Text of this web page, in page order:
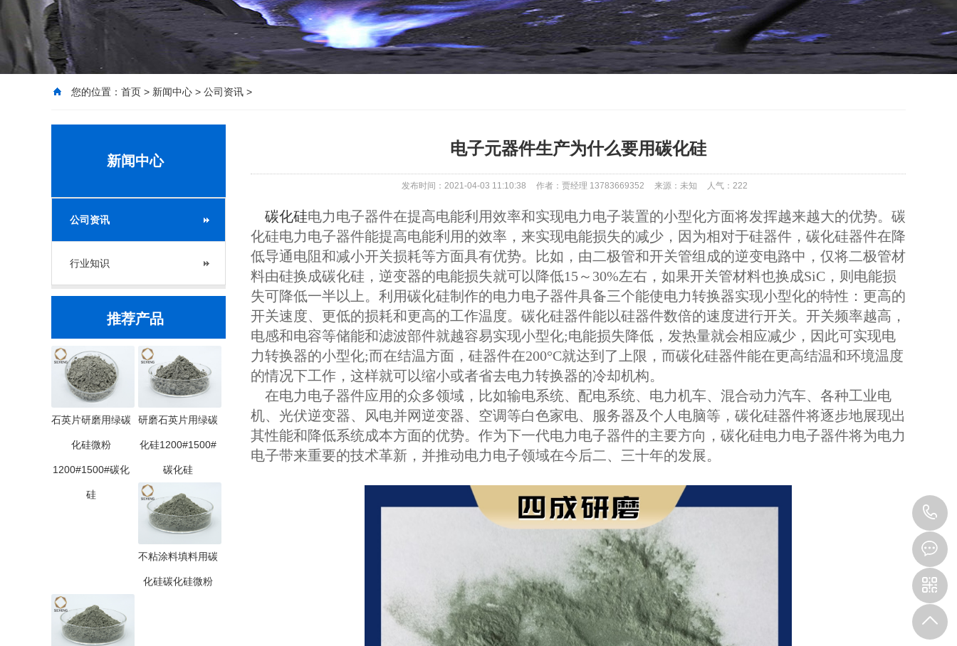
您的位置： 首页 > 新闻中心 > 公司资讯 >
新闻中心
公司资讯
行业知识
推荐产品
石英片研磨用绿碳
化硅微粉
1200#1500#碳化
硅
研磨石英片用绿碳
化硅1200#1500#
碳化硅
不粘涂料填料用碳
化硅碳化硅微粉
电子元器件生产为什么要用碳化硅
发布时间：2021-04-03 11:10:38 作者：贾经理 13783669352 来源：未知 人气： 222
碳化硅电力电子器件在提高电能利用效率和实现电力电子装置的小型化方面将发挥越来越大的优势。碳
化硅电力电子器件能提高电能利用的效率，来实现电能损失的减少，因为相对于硅器件，碳化硅器件在降
低导通电阻和减小开关损耗等方面具有优势。比如，由二极管和开关管组成的逆变电路中，仅将二极管材
料由硅换成碳化硅，逆变器的电能损失就可以降低15～30%左右，如果开关管材料也换成SiC，则电能损
失可降低一半以上。利用碳化硅制作的电力电子器件具备三个能使电力转换器实现小型化的特性：更高的
开关速度、更低的损耗和更高的工作温度。碳化硅器件能以硅器件数倍的速度进行开关。开关频率越高，
电感和电容等储能和滤波部件就越容易实现小型化;电能损失降低，发热量就会相应减少，因此可实现电
力转换器的小型化;而在结温方面，硅器件在200°C就达到了上限，而碳化硅器件能在更高结温和环境温度
的情况下工作，这样就可以缩小或者省去电力转换器的冷却机构。
在电力电子器件应用的众多领域，比如输电系统、配电系统、电力机车、混合动力汽车、各种工业电
机、光伏逆变器、风电并网逆变器、空调等白色家电、服务器及个人电脑等，碳化硅器件将逐步地展现出
其性能和降低系统成本方面的优势。作为下一代电力电子器件的主要方向，碳化硅电力电子器件将为电力
电子带来重要的技术革新，并推动电力电子领域在今后二、三十年的发展。